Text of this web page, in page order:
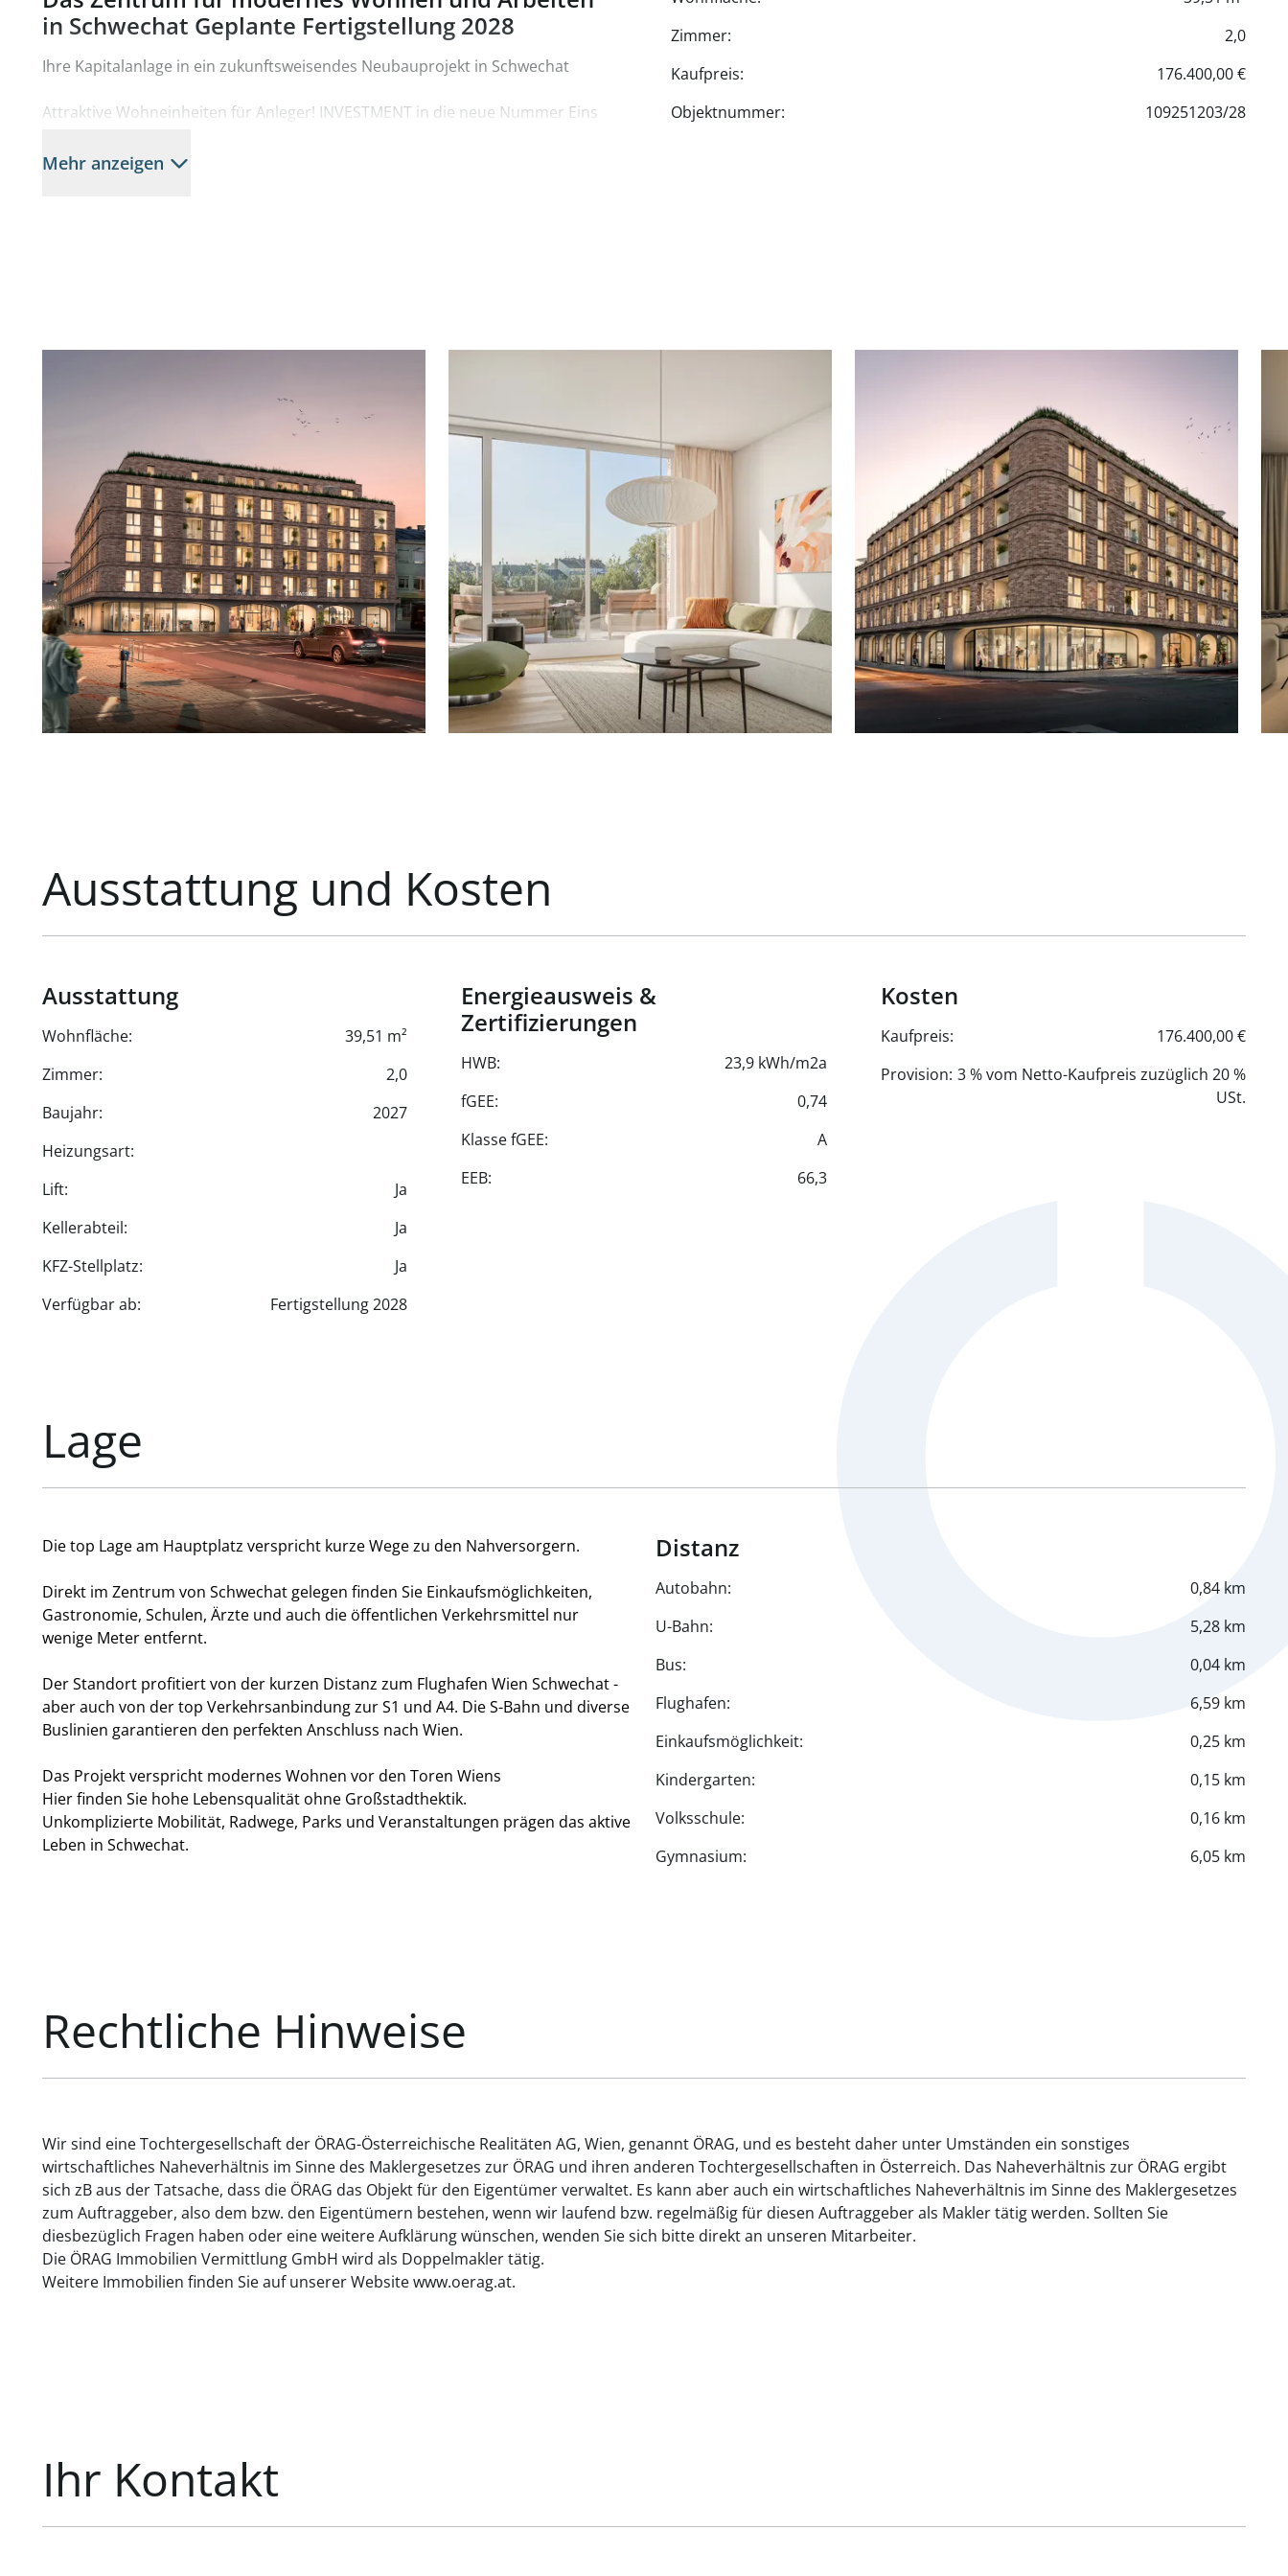
in Schwechat Geplante Fertigstellung 2028
Ihre Kapitalanlage in ein zukunftsweisendes Neubauprojekt in Schwechat
Attraktive Wohneinheiten für Anleger! INVESTMENT in die neue Nummer Eins
- Heizung/Kühlung mittels Bauteilaktivierung in den Obergeschossen
- Elektrische Fußbodenheizung in den Bädern
- Photovoltaikanlage für die Stromversorgung der Allgemeinflächen
Es besteht die Möglichkeit, einen Stellplatz in der Tiefgarage zu erwerben;
Kaufpreis für Anleger € 23.587,50 zuzüglich 20 % USt.
Sie sind interessiert - senden Sie uns bitte eine Anfrage.
Projekt aus massivem Stahlbeton mit klarer Architektur
- Hochwertige Ausstattung & Materialien wie langlebige Böden
- Nachhaltiges Energiekonzept
- Großzügige Fensterflächen
- 3fach Verglasung sorgt für Ruhe und ein angenehmes Raumklima
Mehr anzeigen
Zimmer:
2,0
Kaufpreis:
176.400,00 €
Objektnummer:
109251203/28
Ausstattung und Kosten
Ausstattung
Wohnfläche:
39,51 m²
Zimmer:
2,0
Baujahr:
2027
Heizungsart:
Lift:
Ja
Kellerabteil:
Ja
KFZ-Stellplatz:
Ja
Verfügbar ab:
Fertigstellung 2028
Energieausweis &
Zertifizierungen
HWB:
23,9 kWh/m2a
fGEE:
0,74
Klasse fGEE:
A
EEB:
66,3
Kosten
Kaufpreis:
176.400,00 €
Provision: 3 % vom Netto-Kaufpreis zuzüglich 20 %
USt.
Lage
Die top Lage am Hauptplatz verspricht kurze Wege zu den Nahversorgern.
Direkt im Zentrum von Schwechat gelegen finden Sie Einkaufsmöglichkeiten,
Gastronomie, Schulen, Ärzte und auch die öffentlichen Verkehrsmittel nur
wenige Meter entfernt.
Der Standort profitiert von der kurzen Distanz zum Flughafen Wien Schwechat -
aber auch von der top Verkehrsanbindung zur S1 und A4. Die S-Bahn und diverse
Buslinien garantieren den perfekten Anschluss nach Wien.
Das Projekt verspricht modernes Wohnen vor den Toren Wiens
Hier finden Sie hohe Lebensqualität ohne Großstadthektik.
Unkomplizierte Mobilität, Radwege, Parks und Veranstaltungen prägen das aktive
Leben in Schwechat.
Distanz
Autobahn:
0,84 km
U-Bahn:
5,28 km
Bus:
0,04 km
Flughafen:
6,59 km
Einkaufsmöglichkeit:
0,25 km
Kindergarten:
0,15 km
Volksschule:
0,16 km
Gymnasium:
6,05 km
Rechtliche Hinweise
Wir sind eine Tochtergesellschaft der ÖRAG-Österreichische Realitäten AG, Wien, genannt ÖRAG, und es besteht daher unter Umständen ein sonstiges
wirtschaftliches Naheverhältnis im Sinne des Maklergesetzes zur ÖRAG und ihren anderen Tochtergesellschaften in Österreich. Das Naheverhältnis zur ÖRAG ergibt
sich zB aus der Tatsache, dass die ÖRAG das Objekt für den Eigentümer verwaltet. Es kann aber auch ein wirtschaftliches Naheverhältnis im Sinne des Maklergesetzes
zum Auftraggeber, also dem bzw. den Eigentümern bestehen, wenn wir laufend bzw. regelmäßig für diesen Auftraggeber als Makler tätig werden. Sollten Sie
diesbezüglich Fragen haben oder eine weitere Aufklärung wünschen, wenden Sie sich bitte direkt an unseren Mitarbeiter.
Die ÖRAG Immobilien Vermittlung GmbH wird als Doppelmakler tätig.
Weitere Immobilien finden Sie auf unserer Website www.oerag.at.
Ihr Kontakt